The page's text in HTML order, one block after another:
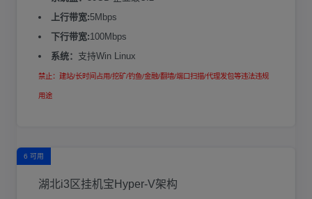
上行带宽:5Mbps
下行带宽:100Mbps
系统： 支持Win Linux
禁止：建站/长时间占用/挖矿/钓鱼/金融/翻墙/端口扫描/代理发包等违法违规
用途
6 可用
湖北i3区挂机宝Hyper-V架构